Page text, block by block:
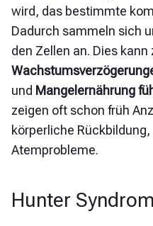
wird, das bestimmte
Dadurch sammeln sich
den Zellen an. Dies kann
und Mangelernährung
zeigen oft schon früh
körperliche
Atemprobleme.
Hunter